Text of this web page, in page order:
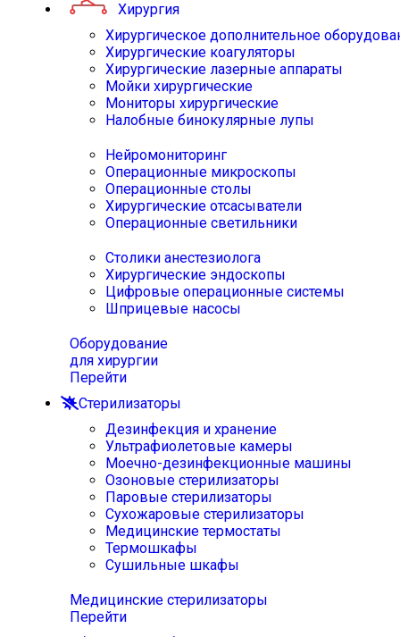
Хирургия
Хирургическое дополнительное
Хирургические коагуляторы
Хирургические лазерные аппараты
Мойки хирургические
Мониторы хирургические
Налобные бинокулярные лупы
Нейромониторинг
Операционные микроскопы
Операционные столы
Хирургические отсасыватели
Операционные светильники
Столики анестезиолога
Хирургические эндоскопы
Цифровые операционные системы
Шприцевые насосы
Оборудование
для хирургии
Перейти
Стерилизаторы
Дезинфекция и хранение
Ультрафиолетовые камеры
Моечно-дезинфекционные машины
Озоновые стерилизаторы
Паровые стерилизаторы
Сухожаровые стерилизаторы
Медицинские термостаты
Термошкафы
Сушильные шкафы
Медицинские стерилизаторы
Перейти